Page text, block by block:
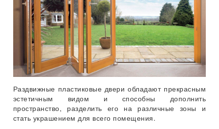
Раздвижные пластиковые двери обладают прекрасным
эстетичным видом и способны дополнить
пространство, разделить его на различные зоны и
стать украшением для всего помещения.